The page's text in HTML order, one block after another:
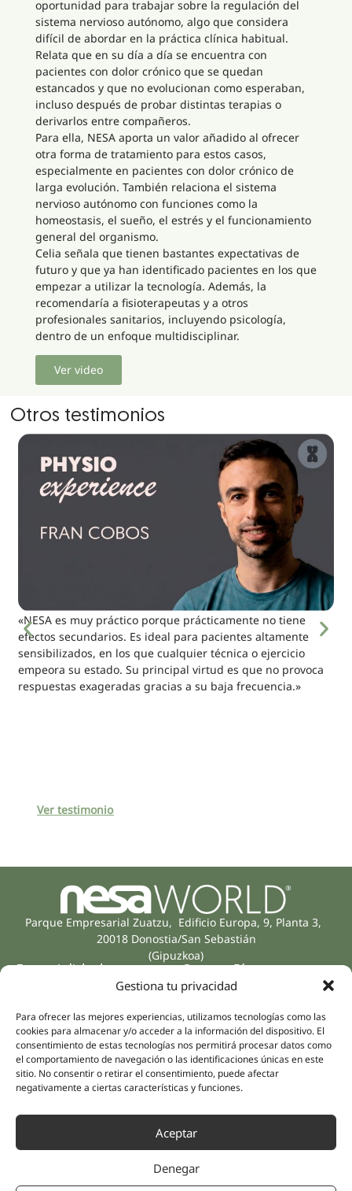
Gestiona tu privacidad
Para ofrecer las mejores experiencias, utilizamos tecnologías como las
cookies para almacenar y/o acceder a la información del dispositivo. El
consentimiento de estas tecnologías nos permitirá procesar datos como
el comportamiento de navegación o las identificaciones únicas en este
sitio. No consentir o retirar el consentimiento, puede afectar
negativamente a ciertas características y funciones.
Aceptar
Denegar
oportunidad para trabajar sobre la regulación del
sistema nervioso autónomo, algo que considera
difícil de abordar en la práctica clínica habitual.
Relata que en su día a día se encuentra con
pacientes con dolor crónico que se quedan
estancados y que no evolucionan como esperaban,
incluso después de probar distintas terapias o
derivarlos entre compañeros.
Para ella, NESA aporta un valor añadido al ofrecer
otra forma de tratamiento para estos casos,
especialmente en pacientes con dolor crónico de
larga evolución. También relaciona el sistema
nervioso autónomo con funciones como la
homeostasis, el sueño, el estrés y el funcionamiento
general del organismo.
Celia señala que tienen bastantes expectativas de
futuro y que ya han identificado pacientes en los que
empezar a utilizar la tecnología. Además, la
recomendaría a fisioterapeutas y a otros
profesionales sanitarios, incluyendo psicología,
dentro de un enfoque multidisciplinar.
Ver video
Otros testimonios
«NESA es muy práctico porque prácticamente no tiene
efectos secundarios. Es ideal para pacientes altamente
sensibilizados, en los que cualquier técnica o ejercicio
empeora su estado. Su principal virtud es que no provoca
respuestas exageradas gracias a su baja frecuencia.»
Ver testimonio
Parque Empresarial Zuatzu, Edificio Europa, 9, Planta 3,
20018 Donostia/San Sebastián
(Gipuzkoa)
Sports
Salud mental
Neurología y dolor
Odontología
Sobre nosotros
Equipo humano
Distribuidores
Partnerships
Evidencia científica
Enlaces rápidos
Tienda online
Síguenos
Instagram
LinkedIn